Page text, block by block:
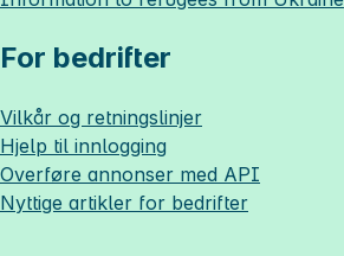
For bedrifter
Vilkår og retningslinjer
Hjelp til innlogging
Overføre annonser med API
Nyttige artikler for bedrifter